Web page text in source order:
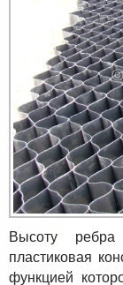
Высоту
пластиковая
функцией